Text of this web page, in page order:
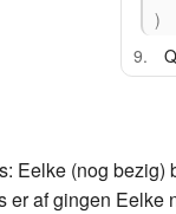
9.
??
Eelke (nog
er af gingen